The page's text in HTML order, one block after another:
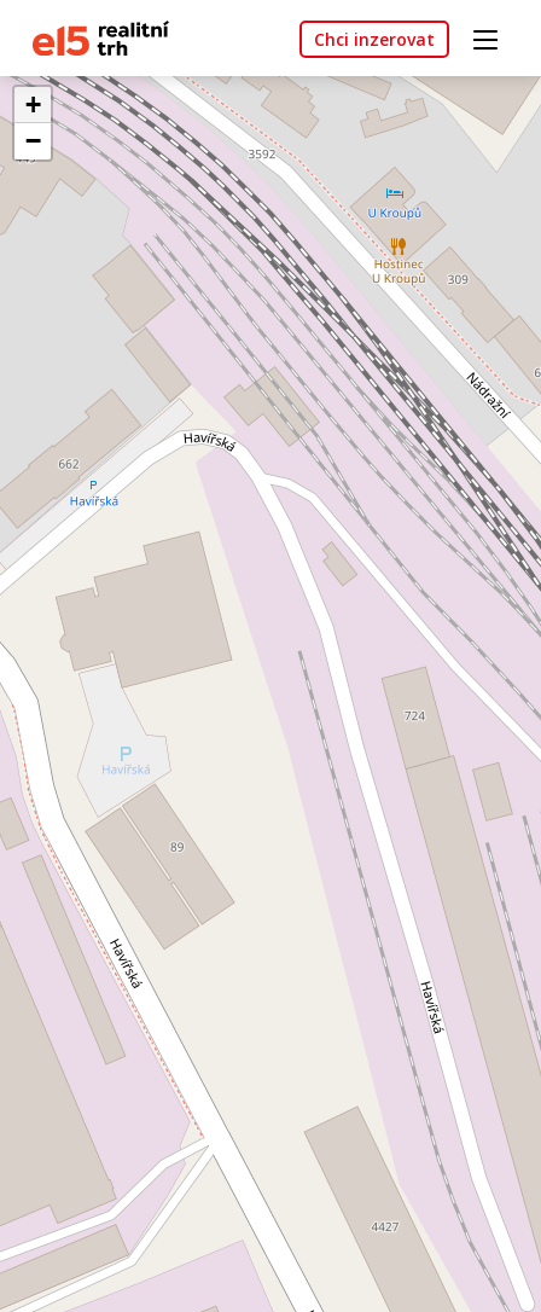
Chci inzerovat
+
−